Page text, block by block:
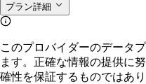
プラン詳細
このプロバイダーのデータ
ます。正確な情報の提供に
確性を保証するものではあ